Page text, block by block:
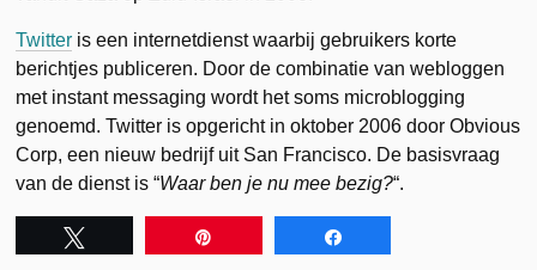
Twitter is een internetdienst waarbij gebruikers korte
berichtjes publiceren. Door de combinatie van webloggen
met instant messaging wordt het soms microblogging
genoemd. Twitter is opgericht in oktober 2006 door Obvious
Corp, een nieuw bedrijf uit San Francisco. De basisvraag
van de dienst is “Waar ben je nu mee bezig?“.